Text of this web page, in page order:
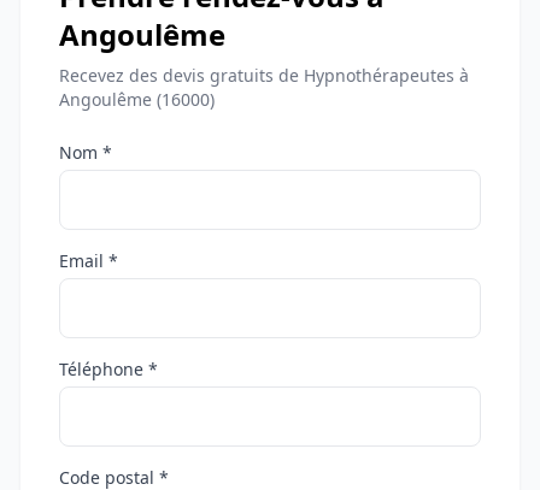
Angoulême
Recevez des devis gratuits de Hypnothérapeutes à
Angoulême (16000)
Nom *
Email *
Téléphone *
Code postal *